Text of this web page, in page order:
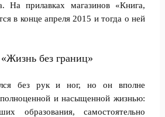
На прилавках магазинов «Книга,
в конце апреля 2015 и тогда о ней
без границ»
без рук и ног, но он вполне
и насыщенной жизнью:
образования, самостоятельно